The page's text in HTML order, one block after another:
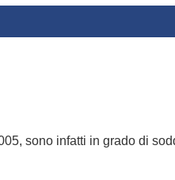
sono infatti in grado di